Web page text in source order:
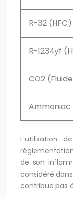
R-32 (HFC)
R-1234yf
CO2
Ammoniac
L’utilisation
de son
considéré
contribue pas